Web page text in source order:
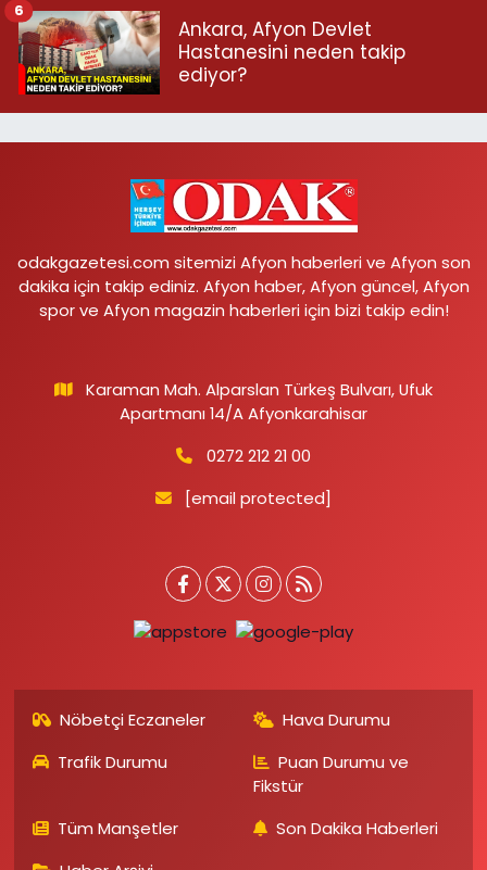
Ankara, Afyon Devlet
Hastanesini neden takip
ediyor?
6
odakgazetesi.com sitemizi Afyon haberleri ve Afyon son
dakika için takip ediniz. Afyon haber, Afyon güncel, Afyon
spor ve Afyon magazin haberleri için bizi takip edin!
Karaman Mah. Alparslan Türkeş Bulvarı, Ufuk
Apartmanı 14/A Afyonkarahisar
0272 212 21 00
[email protected]
Nöbetçi Eczaneler
Hava Durumu
Trafik Durumu
Puan Durumu ve
Fikstür
Tüm Manşetler
Son Dakika Haberleri